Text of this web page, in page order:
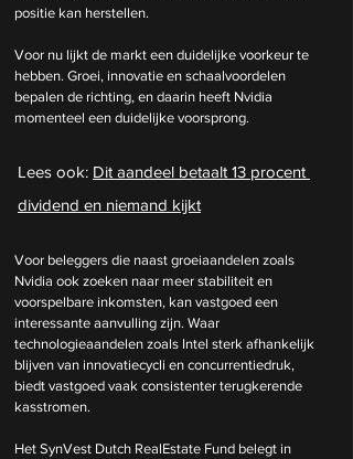
positie kan herstellen.
Voor nu lijkt de markt een duidelijke voorkeur te
hebben. Groei, innovatie en schaalvoordelen
bepalen de richting, en daarin heeft Nvidia
momenteel een duidelijke voorsprong.
Lees ook: Dit aandeel betaalt 13 procent
dividend en niemand kijkt
Voor beleggers die naast groeiaandelen zoals
Nvidia ook zoeken naar meer stabiliteit en
voorspelbare inkomsten, kan vastgoed een
interessante aanvulling zijn. Waar
technologieaandelen zoals Intel sterk afhankelijk
blijven van innovatiecycli en concurrentiedruk,
biedt vastgoed vaak consistenter terugkerende
kasstromen.
Het SynVest Dutch RealEstate Fund belegt in